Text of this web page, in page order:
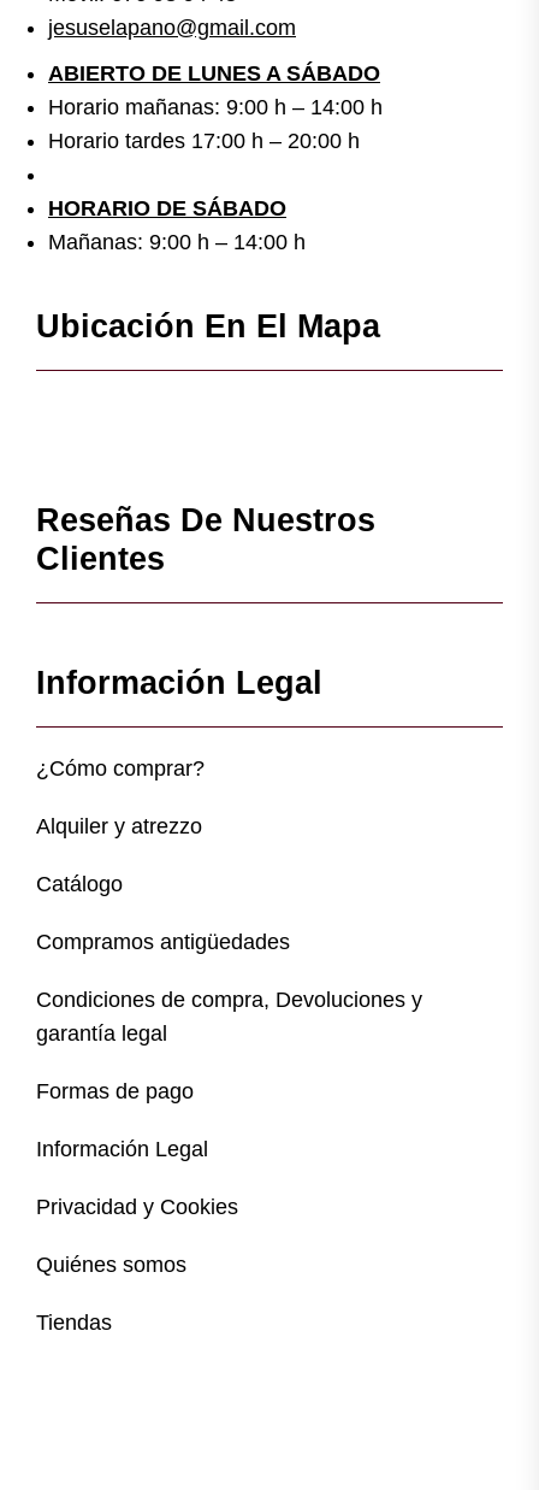
jesuselapano@gmail.com
ABIERTO DE LUNES A SÁBADO
Horario mañanas: 9:00 h – 14:00 h
Horario tardes 17:00 h – 20:00 h
HORARIO DE SÁBADO
Mañanas: 9:00 h – 14:00 h
Ubicación En El Mapa
Reseñas De Nuestros
Clientes
Información Legal
¿Cómo comprar?
Alquiler y atrezzo
Catálogo
Compramos antigüedades
Condiciones de compra, Devoluciones y
garantía legal
Formas de pago
Información Legal
Privacidad y Cookies
Quiénes somos
Tiendas